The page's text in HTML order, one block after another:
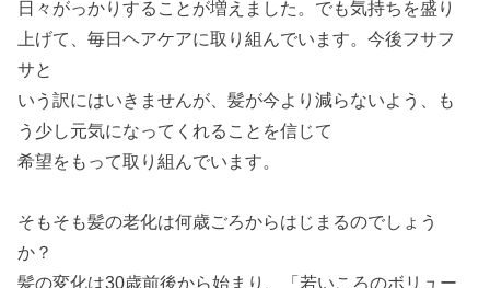
日々がっかりすることが増えました。でも気持ちを盛り
上げて、毎日ヘアケアに取り組んでいます。今後フサフ
サと
いう訳にはいきませんが、髪が今より減らないよう、も
う少し元気になってくれることを信じて
希望をもって取り組んでいます。
そもそも髪の老化は何歳ごろからはじまるのでしょう
か？
髪の変化は30歳前後から始まり、「若いころのボリュー